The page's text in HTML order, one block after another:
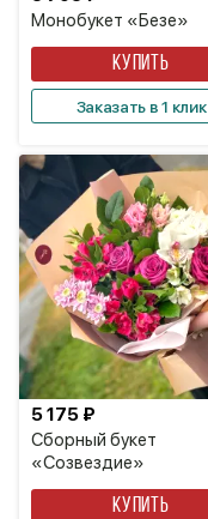
Монобукет «Безе»
КУПИТЬ
Заказать в 1 клик
Сборный букет
«Созвездие»
5 175 ₽
КУПИТЬ